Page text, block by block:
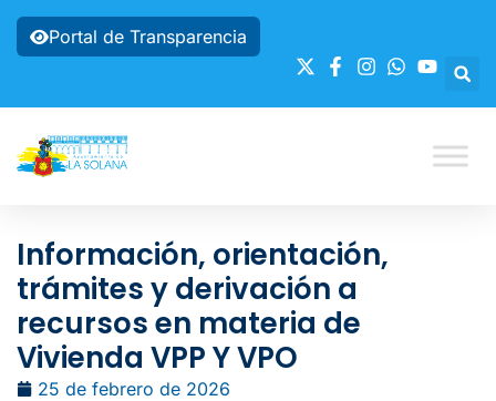
Portal de Transparencia
Información, orientación,
trámites y derivación a
recursos en materia de
Vivienda VPP Y VPO
25 de febrero de 2026